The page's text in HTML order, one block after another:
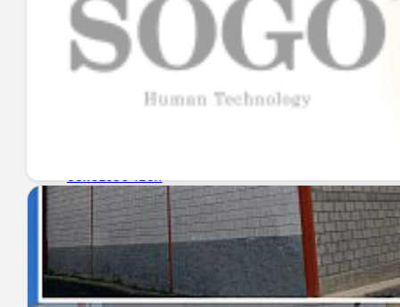
INICIO
EMPRESAS
GUÍA DE COMPRA
MERCADOS Y TENDENCIAS
HEMEROTECA